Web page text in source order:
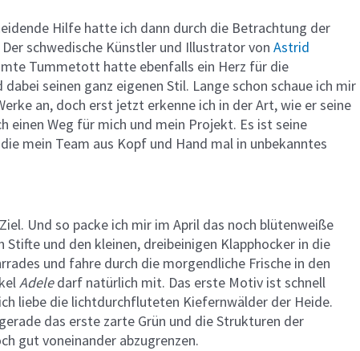
Hilfe hatte ich dann durch die Betrachtung der
Der schwedische Künstler und Illustrator vonAstrid
Tummetott hatte ebenfalls ein Herz für die
seinen ganz eigenen Stil. Lange schon schaue ich mir
an, doch erst jetzt erkenne ich in der Art, wie er seine
einen Weg für mich und mein Projekt. Es ist seine
mein Team aus Kopf und Hand mal in unbekanntes
Und so packe ich mir im April das noch blütenweiße
Stifte und den kleinen, dreibeinigen Klapphocker in die
und fahre durch die morgendliche Frische in den
Adeledarf natürlich mit. Das erste Motiv ist schnell
liebe die lichtdurchfluteten Kiefernwälder der Heide.
das erste zarte Grün und die Strukturen der
gut voneinander abzugrenzen.